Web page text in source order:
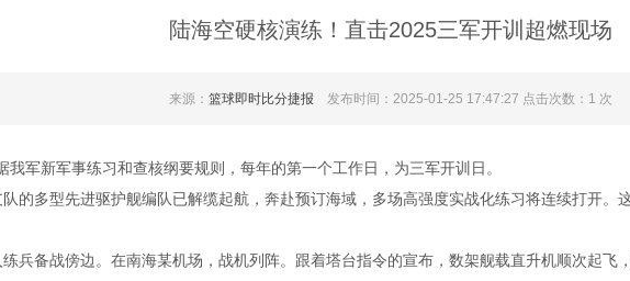
陆海空硬核演练！直击2025三军开训超燃现场
来源： 篮球即时比分捷报 发布时间：2025-01-25 17:47:27 点击次数：1 次
新军事练习和查核纲要规则，每年的第一个工作日，为三军开训日。
多型先进驱护舰编队已解缆起航，奔赴预订海域，多场高强度实战化练习将连续打开。
备战傍边。在南海某机场，战机列阵。跟着塔台指令的宣布，数架舰载直升机顺次起飞